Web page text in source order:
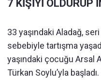
7 KİŞİYİ ÖLDÜRÜP
33 yaşındaki Aladağ,
sebebiyle tartışma
yaşındaki çocuğu Arsal
Türkan Soylu’yla